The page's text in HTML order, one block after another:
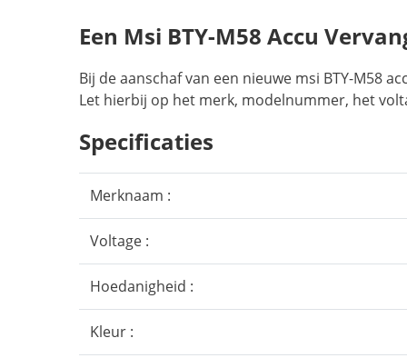
Een Msi BTY-M58 Accu
Bij de aanschaf van een nieuwe msi BTY-M58
Let hierbij op het merk, modelnummer, het
Specificaties
Merknaam :
Voltage :
Hoedanigheid :
Kleur :